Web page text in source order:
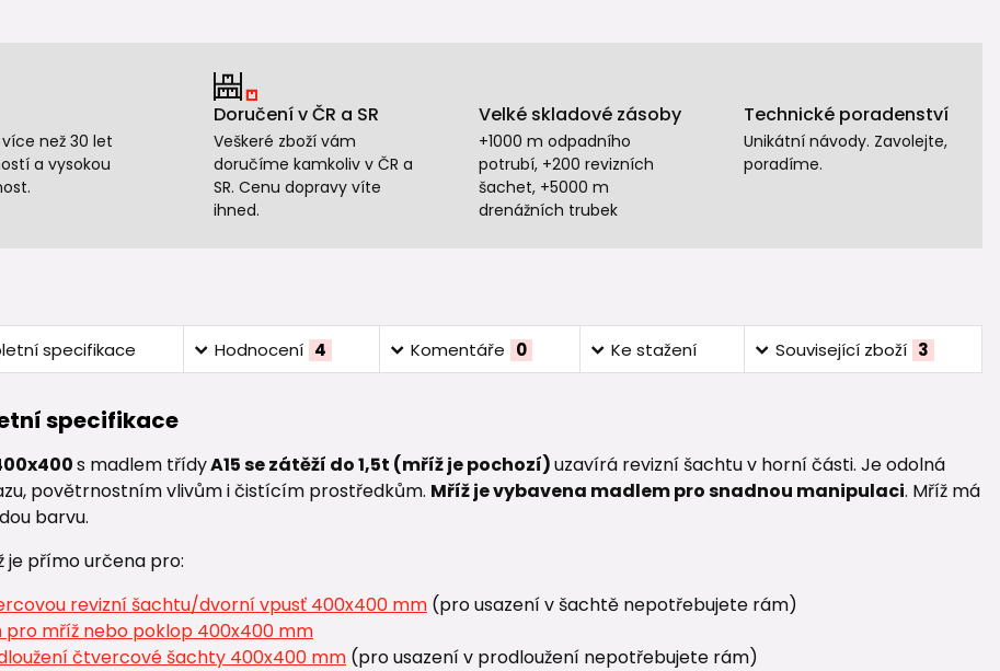
než 30 let
a vysokou
Doručení v ČR a SR
Veškeré zboží vám
doručíme kamkoliv v ČR a
SR. Cenu dopravy víte
ihned.
Velké skladové zásoby
+1000 m odpadního
potrubí, +200 revizních
šachet, +5000 m
drenážních trubek
Technické poradenství
Unikátní návody. Zavolejte,
poradíme.
specifikace Hodnocení 4 Komentáře 0 Ke stažení Související zboží 3
specifikace
s madlem třídyA15 se zátěží do 1,5t (mříž je pochozí)uzavírá revizní šachtu v horní části. Je odolná
povětrnostním vlivům i čistícím prostředkům. Mříž je vybavena madlem pro snadnou manipulaci. Mříž má
barvu.
je přímo určena pro:
revizní šachtu/dvorní vpusť 400x400 mm(pro usazení v šachtě nepotřebujete rám)
pro mříž nebo poklop 400x400 mm
čtvercové šachty 400x400 mm(pro usazení v prodloužení nepotřebujete rám)